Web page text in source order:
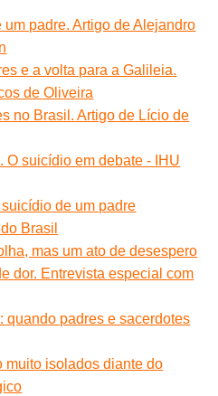
padre. Artigo de Alejandro
e a volta para a Galileia.
de Oliveira
no Brasil. Artigo de Lício de
O suicídio em debate - IHU
de um padre
Brasil
mas um ato de desespero
dor. Entrevista especial com
quando padres e sacerdotes
muito isolados diante do